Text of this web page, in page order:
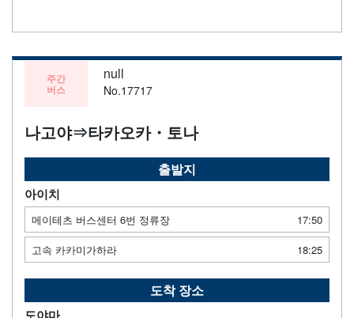
주간
버스
null
No.17717
나고야⇒타카오카・토나
출발지
아이치
메이테츠 버스센터 6번 정류장
17:50
고속 카카미가하라
18:25
도착 장소